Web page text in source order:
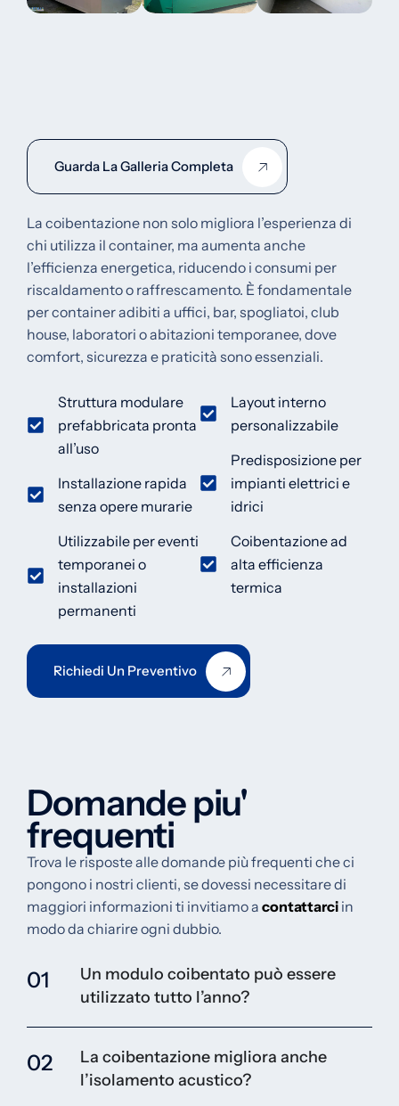
Guarda La Galleria Completa
La coibentazione non solo migliora l’esperienza di
chi utilizza il container, ma aumenta anche
l’efficienza energetica, riducendo i consumi per
riscaldamento o raffrescamento. È fondamentale
per container adibiti a uffici, bar, spogliatoi, club
house, laboratori o abitazioni temporanee, dove
comfort, sicurezza e praticità sono essenziali.
Struttura modulare
prefabbricata pronta
all’uso
Installazione rapida
senza opere murarie
Utilizzabile per eventi
temporanei o
installazioni
permanenti
Layout interno
personalizzabile
Predisposizione per
impianti elettrici e
idrici
Coibentazione ad
alta efficienza
termica
Richiedi Un Preventivo
Domande piu'
frequenti
Trova le risposte alle domande più frequenti che ci
pongono i nostri clienti, se dovessi necessitare di
maggiori informazioni ti invitiamo a contattarci in
modo da chiarire ogni dubbio.
01
Un modulo coibentato può essere
utilizzato tutto l’anno?
02
La coibentazione migliora anche
l’isolamento acustico?